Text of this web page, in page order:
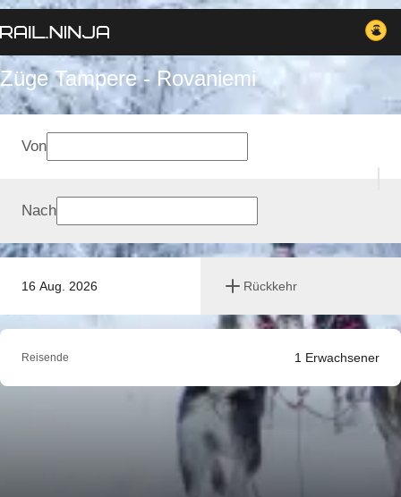
Züge Tampere - Rovaniemi
16 Aug. 2026 Rückkehr
Von
Nach
Reisende 1 Erwachsener